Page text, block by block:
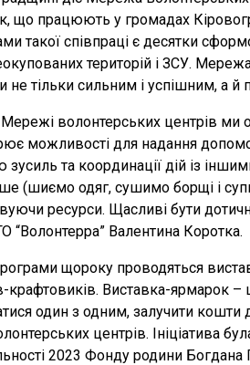
що працюють у громадах
такої співпраці є десятки
територій і ЗСУ.
не тільки сильним і успішним, а й
волонтерських центрів ми
можливості для надання
зусиль та координації дій із
(шиємо одяг, сушимо борщі і
ресурси. Щасливі бути
“Волонтерра” Валентина Коротка.
щороку проводяться
крафтовиків. Виставка-ярмарок
один з одним, залучити кошти
центрів. Ініціатива
2023 Фонду родини Богдана